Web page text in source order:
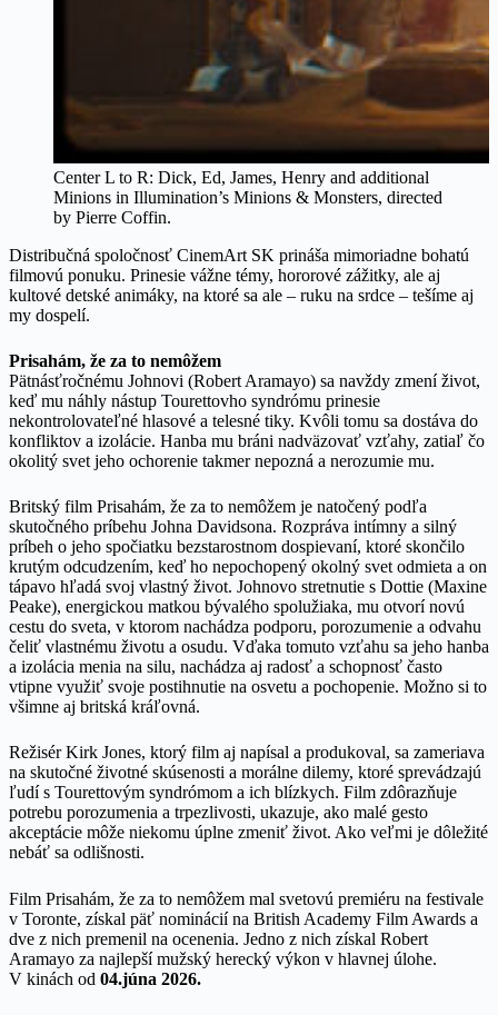
Center L to R: Dick, Ed, James, Henry and additional
Minions in Illumination’s Minions & Monsters, directed
by Pierre Coffin.
Distribučná spoločnosť CinemArt SK prináša mimoriadne bohatú
filmovú ponuku. Prinesie vážne témy, hororové zážitky, ale aj
kultové detské animáky, na ktoré sa ale – ruku na srdce – tešíme aj
my dospelí.
Prisahám, že za to nemôžem
Pätnásťročnému Johnovi (Robert Aramayo) sa navždy zmení život,
keď mu náhly nástup Tourettovho syndrómu prinesie
nekontrolovateľné hlasové a telesné tiky. Kvôli tomu sa dostáva do
konfliktov a izolácie. Hanba mu bráni nadväzovať vzťahy, zatiaľ čo
okolitý svet jeho ochorenie takmer nepozná a nerozumie mu.
Britský film Prisahám, že za to nemôžem je natočený podľa
skutočného príbehu Johna Davidsona. Rozpráva intímny a silný
príbeh o jeho spočiatku bezstarostnom dospievaní, ktoré skončilo
krutým odcudzením, keď ho nepochopený okolný svet odmieta a on
tápavo hľadá svoj vlastný život. Johnovo stretnutie s Dottie (Maxine
Peake), energickou matkou bývalého spolužiaka, mu otvorí novú
cestu do sveta, v ktorom nachádza podporu, porozumenie a odvahu
čeliť vlastnému životu a osudu. Vďaka tomuto vzťahu sa jeho hanba
a izolácia menia na silu, nachádza aj radosť a schopnosť často
vtipne využiť svoje postihnutie na osvetu a pochopenie. Možno si to
všimne aj britská kráľovná.
Režisér Kirk Jones, ktorý film aj napísal a produkoval, sa zameriava
na skutočné životné skúsenosti a morálne dilemy, ktoré sprevádzajú
ľudí s Tourettovým syndrómom a ich blízkych. Film zdôrazňuje
potrebu porozumenia a trpezlivosti, ukazuje, ako malé gesto
akceptácie môže niekomu úplne zmeniť život. Ako veľmi je dôležité
nebáť sa odlišnosti.
Film Prisahám, že za to nemôžem mal svetovú premiéru na festivale
v Toronte, získal päť nominácií na British Academy Film Awards a
dve z nich premenil na ocenenia. Jedno z nich získal Robert
Aramayo za najlepší mužský herecký výkon v hlavnej úlohe.
V kinách od 04.júna 2026.